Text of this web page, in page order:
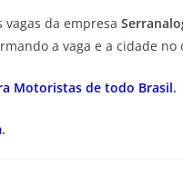
da empresa
a vaga e a cidade no
Motoristas de todo Brasil.
.